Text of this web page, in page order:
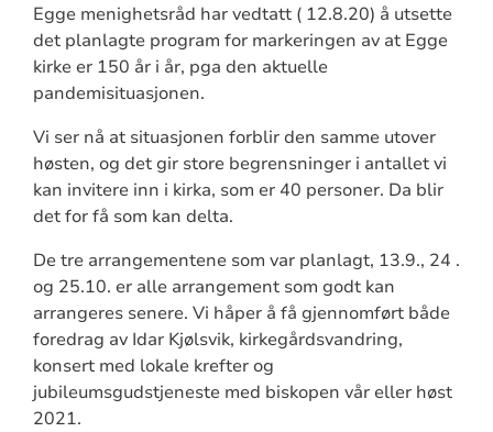
Egge menighetsråd har vedtatt ( 12.8.20) å utsette
det planlagte program for markeringen av at Egge
kirke er 150 år i år, pga den aktuelle
pandemisituasjonen.
Vi ser nå at situasjonen forblir den samme utover
høsten, og det gir store begrensninger i antallet vi
kan invitere inn i kirka, som er 40 personer. Da blir
det for få som kan delta.
De tre arrangementene som var planlagt, 13.9., 24 .
og 25.10. er alle arrangement som godt kan
arrangeres senere. Vi håper å få gjennomført både
foredrag av Idar Kjølsvik, kirkegårdsvandring,
konsert med lokale krefter og
jubileumsgudstjeneste med biskopen vår eller høst
2021.